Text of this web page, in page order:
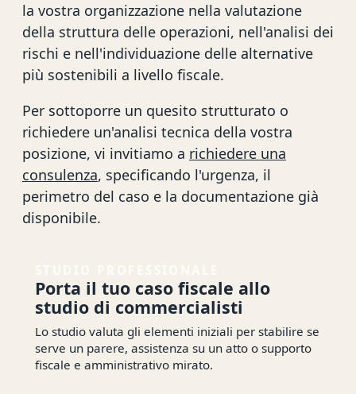
la vostra organizzazione nella valutazione
della struttura delle operazioni, nell'analisi dei
rischi e nell'individuazione delle alternative
più sostenibili a livello fiscale.
Per sottoporre un quesito strutturato o
richiedere un'analisi tecnica della vostra
posizione, vi invitiamo a richiedere una
consulenza, specificando l'urgenza, il
perimetro del caso e la documentazione già
disponibile.
Porta il tuo caso fiscale allo
studio di commercialisti
Lo studio valuta gli elementi iniziali per stabilire se
serve un parere, assistenza su un atto o supporto
fiscale e amministrativo mirato.